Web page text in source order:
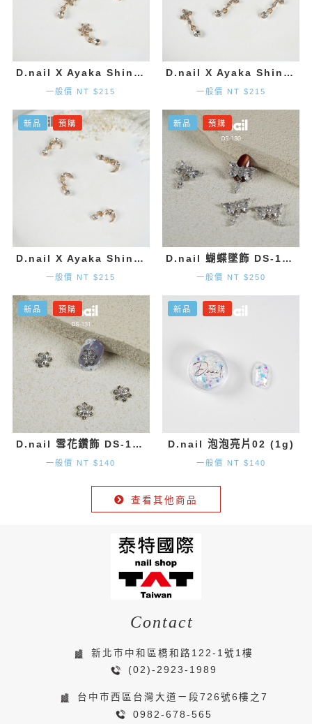
D.nail X Ayaka Shinohara 雪花墜飾-金色 (2入)
一般價 NT $215
D.nail X Ayaka Shinohara 十字墜飾-金色 (2入)
一般價 NT $215
新品 預購
D.nail X Ayaka Shinohara 月亮墜飾-金色 (2入)
一般價 NT $215
新品 預購
D.nail 蝴蝶墜飾 DS-130 (20mm×1.9mm) 2入
一般價 NT $250
新品 預購
D.nail 雪花鑽飾 DS-131 (9.7mm×8.2mm) 2入
一般價 NT $140
新品 預購
D.nail 泡泡亮片02 (1g)
一般價 NT $140
查看其他商品
Contact
新北市中和區橋和路122-1號1樓
(02)-2923-1989
台中市西區台灣大道ㄧ段726號6樓之7
0982-678-565